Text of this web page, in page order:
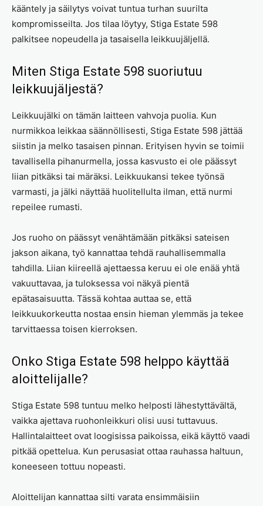
kääntely ja säilytys voivat tuntua turhan suurilta
kompromisseilta. Jos tilaa löytyy, Stiga Estate 598
palkitsee nopeudella ja tasaisella leikkuujäljellä.
Miten Stiga Estate 598 suoriutuu
leikkuujäljestä?
Leikkuujälki on tämän laitteen vahvoja puolia. Kun
nurmikkoa leikkaa säännöllisesti, Stiga Estate 598 jättää
siistin ja melko tasaisen pinnan. Erityisen hyvin se toimii
tavallisella pihanurmella, jossa kasvusto ei ole päässyt
liian pitkäksi tai märäksi. Leikkuukansi tekee työnsä
varmasti, ja jälki näyttää huolitellulta ilman, että nurmi
repeilee rumasti.
Jos ruoho on päässyt venähtämään pitkäksi sateisen
jakson aikana, työ kannattaa tehdä rauhallisemmalla
tahdilla. Liian kiireellä ajettaessa keruu ei ole enää yhtä
vakuuttavaa, ja tuloksessa voi näkyä pientä
epätasaisuutta. Tässä kohtaa auttaa se, että
leikkuukorkeutta nostaa ensin hieman ylemmäs ja tekee
tarvittaessa toisen kierroksen.
Onko Stiga Estate 598 helppo käyttää
aloittelijalle?
Stiga Estate 598 tuntuu melko helposti lähestyttävältä,
vaikka ajettava ruohonleikkuri olisi uusi tuttavuus.
Hallintalaitteet ovat loogisissa paikoissa, eikä käyttö vaadi
pitkää opettelua. Kun perusasiat ottaa rauhassa haltuun,
koneeseen tottuu nopeasti.
Aloittelijan kannattaa silti varata ensimmäisiin